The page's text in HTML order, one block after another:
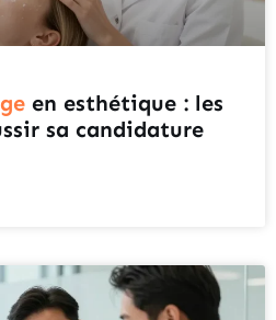
en esthétique : les
sa candidature